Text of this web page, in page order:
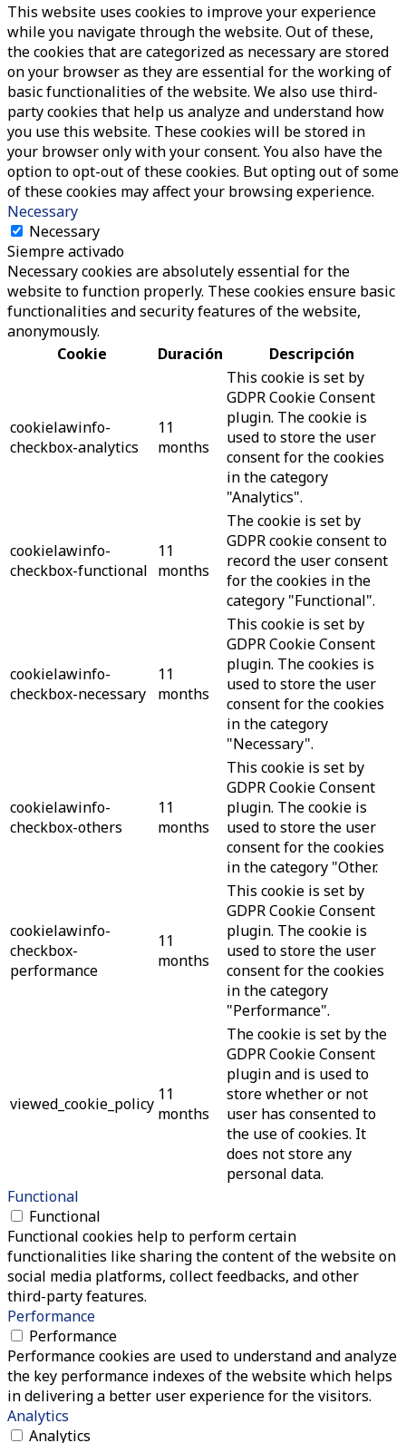
This website uses cookies to improve your experience
while you navigate through the website. Out of these,
the cookies that are categorized as necessary are stored
on your browser as they are essential for the working of
basic functionalities of the website. We also use third-
party cookies that help us analyze and understand how
you use this website. These cookies will be stored in
your browser only with your consent. You also have the
option to opt-out of these cookies. But opting out of some
of these cookies may affect your browsing experience.
Necessary
Necessary
Siempre activado
Necessary cookies are absolutely essential for the
website to function properly. These cookies ensure basic
functionalities and security features of the website,
anonymously.
Cookie
Duración Descripción
cookielawinfo-
checkbox-analytics
11
months
This cookie is set by
GDPR Cookie Consent
plugin. The cookie is
used to store the user
consent for the cookies
in the category
"Analytics".
cookielawinfo-
checkbox-functional
11
months
The cookie is set by
GDPR cookie consent to
record the user consent
for the cookies in the
category "Functional".
cookielawinfo-
checkbox-necessary
11
months
This cookie is set by
GDPR Cookie Consent
plugin. The cookies is
used to store the user
consent for the cookies
in the category
"Necessary".
cookielawinfo-
checkbox-others
11
months
This cookie is set by
GDPR Cookie Consent
plugin. The cookie is
used to store the user
consent for the cookies
in the category "Other.
cookielawinfo-
checkbox-
performance
11
months
This cookie is set by
GDPR Cookie Consent
plugin. The cookie is
used to store the user
consent for the cookies
in the category
"Performance".
viewed_cookie_policy 11
months
The cookie is set by the
GDPR Cookie Consent
plugin and is used to
store whether or not
user has consented to
the use of cookies. It
does not store any
personal data.
Functional
Functional
Functional cookies help to perform certain
functionalities like sharing the content of the website on
social media platforms, collect feedbacks, and other
third-party features.
Performance
Performance
Performance cookies are used to understand and analyze
the key performance indexes of the website which helps
in delivering a better user experience for the visitors.
Analytics
Analytics